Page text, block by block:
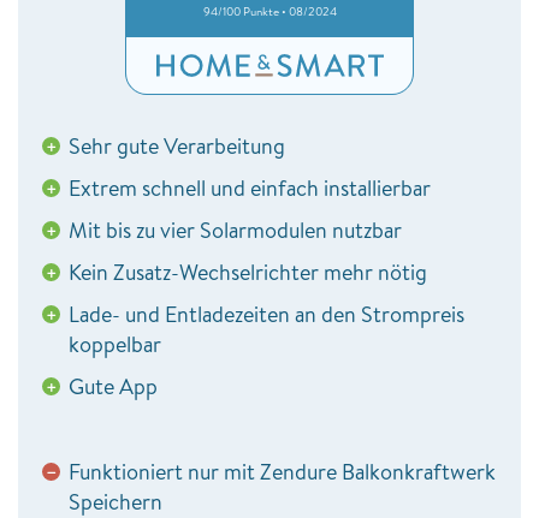
94/100 Punkte • 08/2024
+ Sehr gute Verarbeitung
+ Extrem schnell und einfach installierbar
+ Mit bis zu vier Solarmodulen nutzbar
+ Kein Zusatz-Wechselrichter mehr nötig
+ Lade- und Entladezeiten an den Strompreis
koppelbar
+ Gute App
− Funktioniert nur mit Zendure Balkonkraftwerk
Speichern